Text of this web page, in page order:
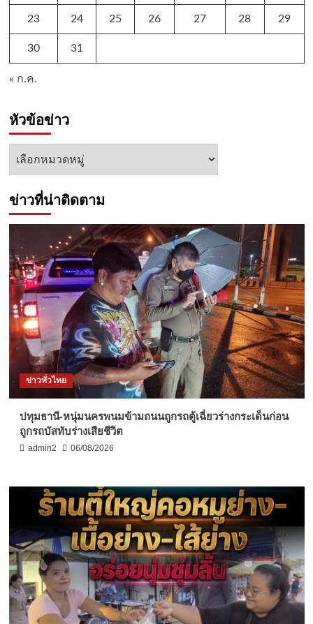
23 24 25 26 27 28 29
30 31
« ก.ค.
หัวข้อข่าว
หัวข้อ
ข่าวที่น่าติดตาม
ข่าวทั่วไทย
ปทุมธานี-หนุ่มนครพนมข้ามถนนถูกรถตู้เฉี่ยวร่างกระเด็นก่อน
ถูกรถบัสทับร่างเสียชีวิต
admin2 06/08/2026